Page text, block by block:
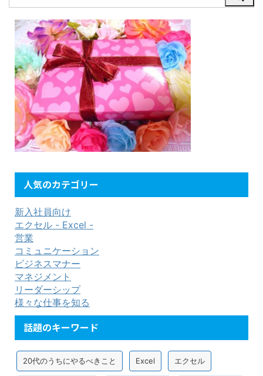
人気のカテゴリー
新入社員向け
エクセル - Excel -
営業
コミュニケーション
ビジネスマナー
マネジメント
リーダーシップ
様々な仕事を知る
話題のキーワード
20代のうちにやるべきこと Excel エクセル